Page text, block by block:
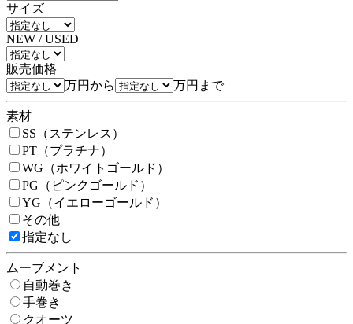
サイズ
NEW / USED
販売価格
万円から
万円まで
素材
SS（ステンレス）
PT（プラチナ）
WG（ホワイトゴールド）
PG（ピンクゴールド）
YG（イエローゴールド）
その他
指定なし
ムーブメント
自動巻き
手巻き
クオーツ